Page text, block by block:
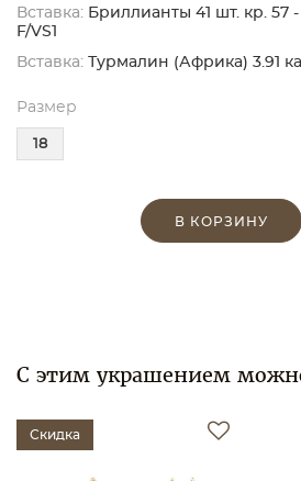
Вставка: Бриллианты 41 шт. кр. 57 -
F/VS1
Вставка: Турмалин (Африка) 3.91
Размер
18
В КОРЗИНУ
С этим украшением
Скидка